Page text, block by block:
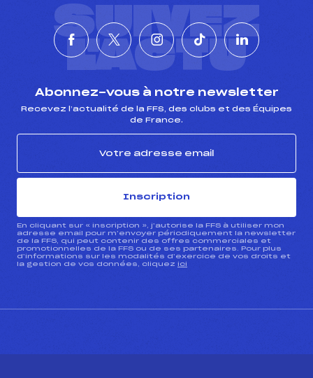
SUIVEZ
L'ACTU
Abonnez-vous à notre newsletter
Recevez l’actualité de la FFS, des clubs et des Équipes
de France.
Inscription
En cliquant sur « inscription », j’autorise la FFS à utiliser mon
adresse email pour m’envoyer périodiquement la newsletter
de la FFS, qui peut contenir des offres commerciales et
promotionnelles de la FFS ou de ses partenaires. Pour plus
d’informations sur les modalités d’exercice de vos droits et
la gestion de vos données, cliquez ici